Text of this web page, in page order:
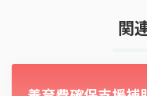
関